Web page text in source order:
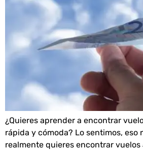
¿Quieres aprender a encontrar
rápida y cómoda? Lo sentimos, eso
realmente quieres encontrar vuelos